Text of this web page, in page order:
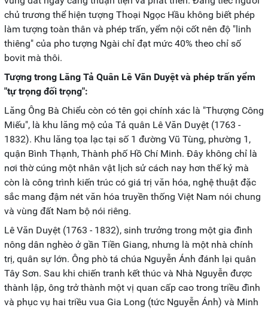
chủ trương thể hiện tượng Thoại Ngọc Hầu không biết phép
làm tượng toàn thân và phép trấn, yểm nội cốt nên độ "linh
thiêng" của pho tượng Ngài chỉ đạt mức 40% theo chỉ số
bovit mà thôi.
Tượng trong Lăng Tả Quân Lê Văn Duyệt và phép trấn yểm
"tự trọng đối trọng":
Lăng Ông Bà Chiểu còn có tên gọi chính xác là "Thượng Công
Miếu", là khu lăng mộ của Tả quân Lê Văn Duyệt (1763 -
1832). Khu lăng tọa lạc tại số 1 đường Vũ Tùng, phường 1,
quận Bình Thạnh, Thành phố Hồ Chí Minh. Ðây không chỉ là
nơi thờ cúng một nhân vật lịch sử cách nay hơn thế kỷ mà
còn là công trình kiến trúc có giá trị văn hóa, nghệ thuật đặc
sắc mang đậm nét văn hóa truyền thống Việt Nam nói chung
và vùng đất Nam bộ nói riêng.
Lê Văn Duyệt (1763 - 1832), sinh trưởng trong một gia đình
nông dân nghèo ở gần Tiền Giang, nhưng là một nhà chính
trị, quân sự lớn. Ông phò tá chúa Nguyễn Ánh đánh lại quân
Tây Sơn. Sau khi chiến tranh kết thúc và Nhà Nguyễn được
thành lập, ông trở thành một vị quan cấp cao trong triều đình
và phục vụ hai triều vua Gia Long (tức Nguyễn Ánh) và Minh